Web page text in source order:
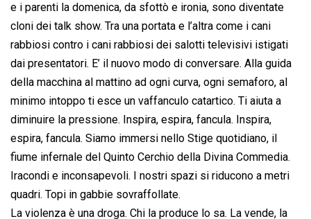
e i parenti la domenica, da sfottò e ironia, sono diventate
cloni dei talk show. Tra una portata e l’altra come i cani
rabbiosi contro i cani rabbiosi dei salotti televisivi istigati
dai presentatori. E’ il nuovo modo di conversare. Alla guida
della macchina al mattino ad ogni curva, ogni semaforo, al
minimo intoppo ti esce un vaffanculo catartico. Ti aiuta a
diminuire la pressione. Inspira, espira, fancula. Inspira,
espira, fancula. Siamo immersi nello Stige quotidiano, il
fiume infernale del Quinto Cerchio della Divina Commedia.
Iracondi e inconsapevoli. I nostri spazi si riducono a metri
quadri. Topi in gabbie sovraffollate.
La violenza è una droga. Chi la produce lo sa. La vende, la